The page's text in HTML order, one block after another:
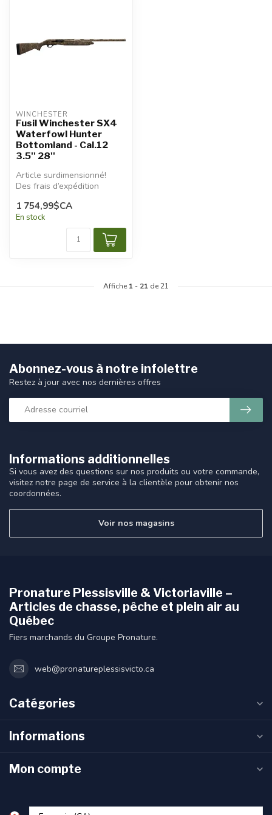
WINCHESTER
Fusil Winchester SX4
Waterfowl Hunter
Bottomland - Cal.12
3.5'' 28''
Article surdimensionné!
Des frais d’expédition
appliqués.
1 754,99$CA
En stock
Affiche 1 - 21 de 21
Informations additionnelles
Si vous avez des questions sur nos produits ou votre commande,
visitez notre page de service à la clientèle pour obtenir nos
coordonnées.
Voir nos magasins
Abonnez-vous à notre infolettre
Restez à jour avec nos dernières offres
Pronature Plessisville & Victoriaville –
Articles de chasse, pêche et plein air au
Québec
Fiers marchands du Groupe Pronature.
web@pronatureplessisvicto.ca
Catégories
Informations
Mon compte